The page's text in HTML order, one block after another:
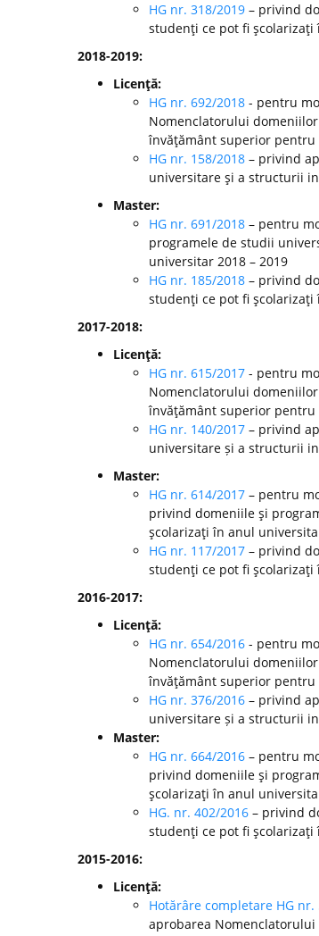
HG nr. 318/2019 – privind
studenţi ce pot fi
2018-2019:
Licenţă:
HG nr. 692/2018 - pentru
Nomenclatorului
învăţământ superior pentru
HG nr. 158/2018 – privind
universitare şi a structurii
Master:
HG nr. 691/2018 – pentru
programele de studii
universitar 2018 – 2019
HG nr. 185/2018 – privind
studenţi ce pot fi
2017-2018:
Licenţă:
HG nr. 615/2017 - pentru
Nomenclatorului
învăţământ superior pentru
HG nr. 140/2017 – privind
universitare și a structurii
Master:
HG nr. 614/2017 – pentru
privind domeniile şi
şcolarizaţi în anul
HG nr. 117/2017 – privind
studenţi ce pot fi
2016-2017:
Licenţă:
HG nr. 654/2016 - pentru
Nomenclatorului
învăţământ superior pentru
HG nr. 376/2016 – privind
universitare și a structurii
Master:
HG nr. 664/2016 – pentru
privind domeniile şi
şcolarizaţi în anul
HG. nr. 402/2016 – privind
studenţi ce pot fi
2015-2016:
Licenţă:
Hotărâre completare HG nr.
aprobarea